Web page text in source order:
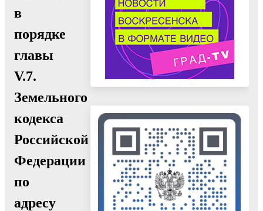
в
порядке
главы
V.7.
Земельного
кодекса
Российской
Федерации
по
адресу